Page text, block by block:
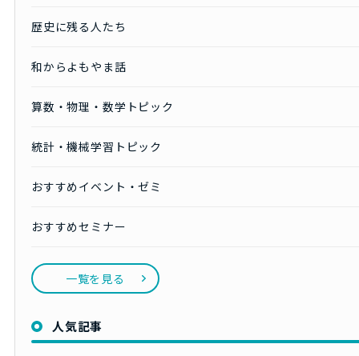
歴史に残る人たち
和からよもやま話
算数・物理・数学トピック
統計・機械学習トピック
おすすめイベント・ゼミ
おすすめセミナー
一覧を見る
人気記事